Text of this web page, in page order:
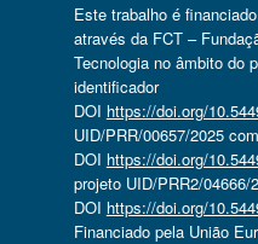
Este trabalho é
através da FCT –
Tecnologia no âmbito do
identificador
DOI https://doi.org/
UID/PRR/00657/2025
DOI https://doi.org/
projeto UID/PRR2/
DOI https://doi.org/
Financiado pela União